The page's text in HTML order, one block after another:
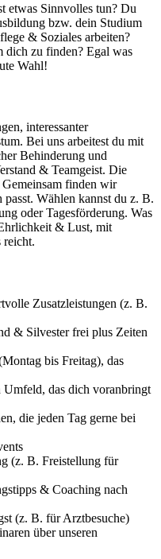
etwas Sinnvolles tun? Du
bzw. dein Studium
& Soziales arbeiten?
dich zu finden? Egal was
Wahl!
interessanter
Bei uns arbeitest du mit
Behinderung und
& Teamgeist. Die
finden wir
Wählen kannst du z. B.
oder Tagesförderung. Was
& Lust, mit
reicht.
Zusatzleistungen (z. B.
& Silvester frei plus Zeiten
bis Freitag), das
das dich voranbringt
die jeden Tag gerne bei
(z. B. Freistellung für
& Coaching nach
(z. B. für Arztbesuche)
über unseren